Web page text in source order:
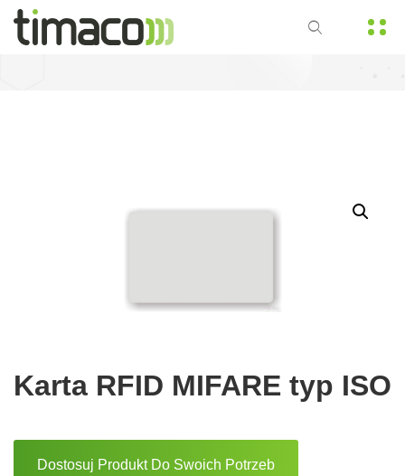
Karta RFID MIFARE typ ISO
Dostosuj Produkt Do Swoich Potrzeb